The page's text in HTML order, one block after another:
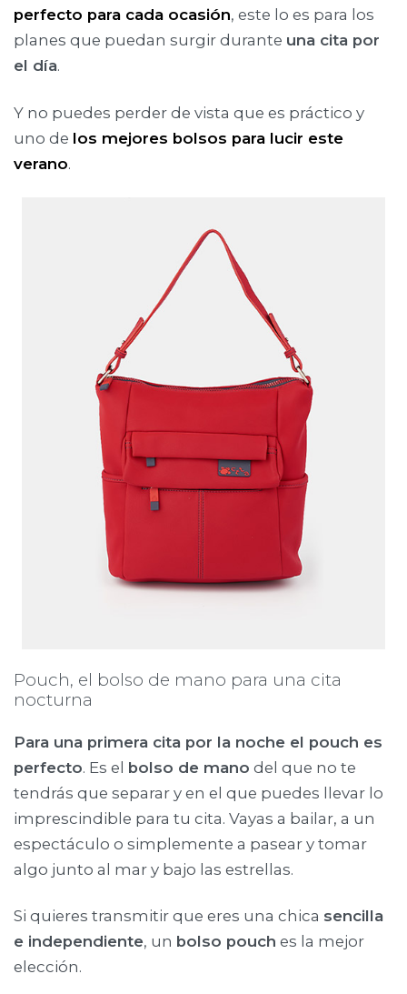
perfecto para cada ocasión, este lo es para los
planes que puedan surgir durante una cita por
el día.
Y no puedes perder de vista que es práctico y
uno de los mejores bolsos para lucir este
verano.
Pouch, el bolso de mano para una cita
nocturna
Para una primera cita por la noche el pouch es
perfecto. Es el bolso de mano del que no te
tendrás que separar y en el que puedes llevar lo
imprescindible para tu cita. Vayas a bailar, a un
espectáculo o simplemente a pasear y tomar
algo junto al mar y bajo las estrellas.
Si quieres transmitir que eres una chica sencilla
e independiente, un bolso pouch es la mejor
elección.